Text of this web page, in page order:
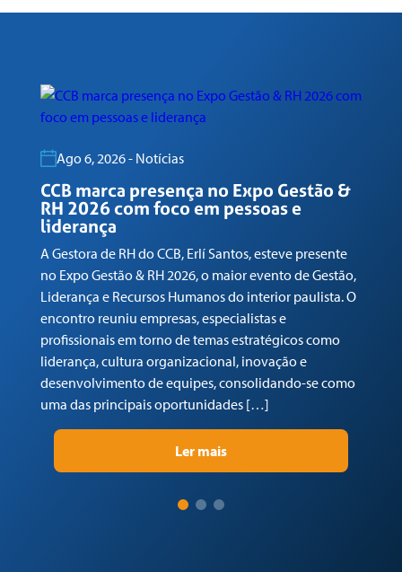
Ago 6, 2026 - Notícias
CCB marca presença no Expo Gestão &
RH 2026 com foco em pessoas e
liderança
A Gestora de RH do CCB, Erlí Santos, esteve presente
no Expo Gestão & RH 2026, o maior evento de Gestão,
Liderança e Recursos Humanos do interior paulista. O
encontro reuniu empresas, especialistas e
profissionais em torno de temas estratégicos como
liderança, cultura organizacional, inovação e
desenvolvimento de equipes, consolidando-se como
uma das principais oportunidades […]
Ler mais